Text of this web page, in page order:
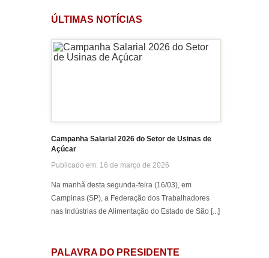
NOV
06
JAN JAN
ÚLTIMAS NOTÍCIAS
Campanha Salarial 2026 do Setor de Usinas de
Açúcar
Publicado em: 16 de março de 2026
Na manhã desta segunda-feira (16/03), em
Campinas (SP), a Federação dos Trabalhadores
nas Indústrias de Alimentação do Estado de São [...]
PALAVRA DO PRESIDENTE